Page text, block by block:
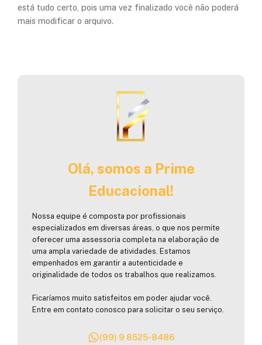
está tudo certo, pois uma vez finalizado você não poderá
mais modificar o arquivo.
Olá, somos a Prime
Educacional!
Nossa equipe é composta por profissionais
especializados em diversas áreas, o que nos permite
oferecer uma assessoria completa na elaboração de
uma ampla variedade de atividades. Estamos
empenhados em garantir a autenticidade e
originalidade de todos os trabalhos que realizamos.
Ficaríamos muito satisfeitos em poder ajudar você.
Entre em contato conosco para solicitar o seu serviço.
(99) 9 8525-8486